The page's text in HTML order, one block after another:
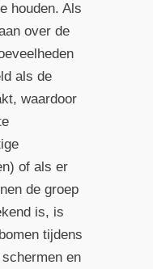
houden. Als
over de
als de
waardoor
of als er
de groep
is, is
tijdens
en